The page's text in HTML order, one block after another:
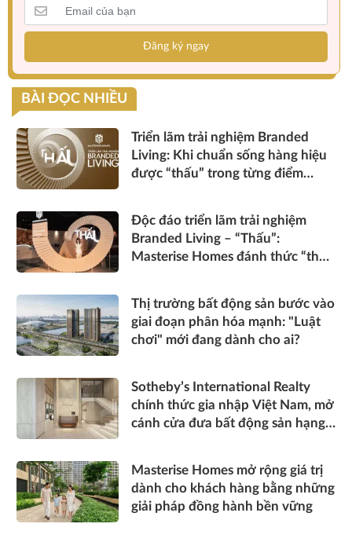
Đăng ký ngay
BÀI ĐỌC NHIỀU
Triển lãm trải nghiệm Branded
Living: Khi chuẩn sống hàng hiệu
được “thấu” trong từng điểm
Độc đáo triển lãm trải nghiệm
Branded Living – “Thấu”:
Masterise Homes đánh thức “thấu
Thị trường bất động sản bước vào
giai đoạn phân hóa mạnh: "Luật
chơi" mới đang dành cho ai?
Sotheby’s International Realty
chính thức gia nhập Việt Nam, mở
cánh cửa đưa bất động sản hạng
Masterise Homes mở rộng giá trị
dành cho khách hàng bằng những
giải pháp đồng hành bền vững